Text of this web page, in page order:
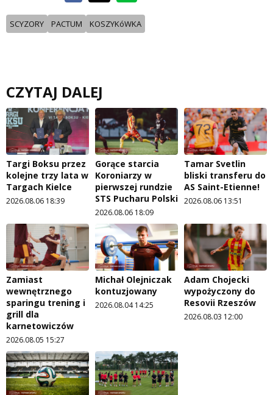
SCYZORY PACTUM KOSZYKóWKA
CZYTAJ DALEJ
Targi Boksu przez
kolejne trzy lata w
Targach Kielce
2026.08.06 18:39
Gorące starcia
Koroniarzy w
pierwszej rundzie
STS Pucharu Polski
2026.08.06 18:09
Tamar Svetlin
bliski transferu do
AS Saint-Etienne!
2026.08.06 13:51
Zamiast
wewnętrznego
sparingu trening i
grill dla
karnetowiczów
2026.08.05 15:27
Michał Olejniczak
kontuzjowany
2026.08.04 14:25
Adam Chojecki
wypożyczony do
Resovii Rzeszów
2026.08.03 12:00